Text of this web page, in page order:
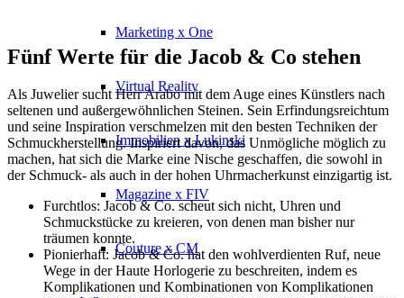
Marketing x One
Virtual Reality
Immobilien x Lukinski
Magazine x FIV
Couture x CM
Fünf Werte für die Jacob & Co stehen
Als Juwelier sucht Herr Arabo mit dem Auge eines Künstlers nach
seltenen und außergewöhnlichen Steinen. Sein Erfindungsreichtum
und seine Inspiration verschmelzen mit den besten Techniken der
Schmuckherstellung. Inspiriert davon, das Unmögliche möglich zu
machen, hat sich die Marke eine Nische geschaffen, die sowohl in
der Schmuck- als auch in der hohen Uhrmacherkunst einzigartig ist.
Furchtlos: Jacob & Co. scheut sich nicht, Uhren und
Schmuckstücke zu kreieren, von denen man bisher nur
träumen konnte.
Pionierhaft: Jacob & Co. hat den wohlverdienten Ruf, neue
Wege in der Haute Horlogerie zu beschreiten, indem es
Komplikationen und Kombinationen von Komplikationen